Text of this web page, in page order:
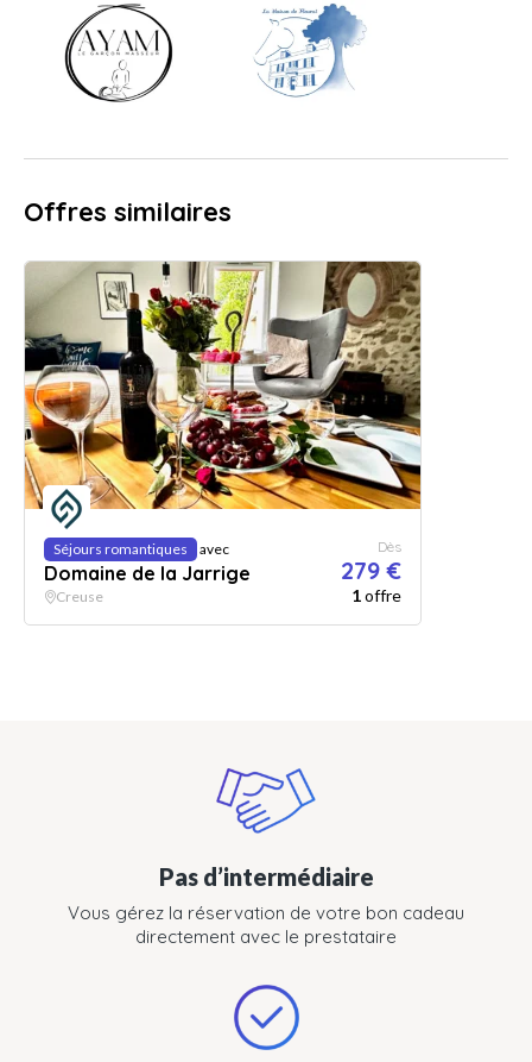
Offres similaires
Séjours romantiques avec
Domaine de la Jarrige
Dès
279 €
Creuse 1offre
Pas d’intermédiaire
Vous gérez la réservation de votre bon cadeau
directement avec le prestataire